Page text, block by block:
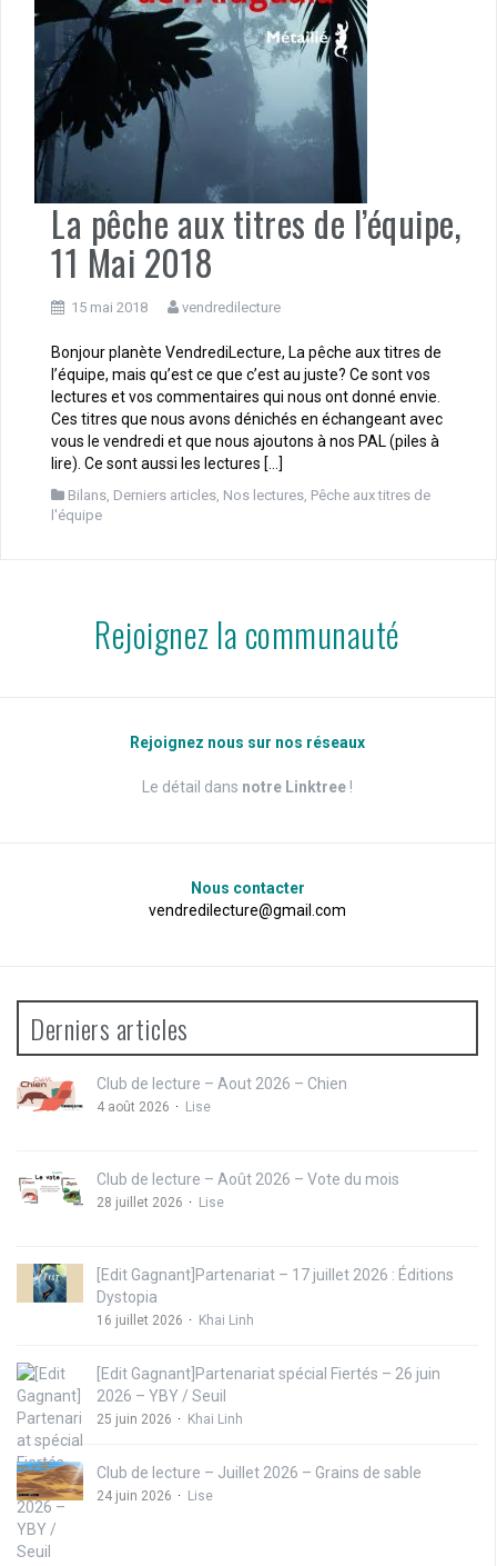
La pêche aux titres de l’équipe,
11 Mai 2018
15 mai 2018 vendredilecture
Bonjour planète VendrediLecture, La pêche aux titres de
l’équipe, mais qu’est ce que c’est au juste? Ce sont vos
lectures et vos commentaires qui nous ont donné envie.
Ces titres que nous avons dénichés en échangeant avec
vous le vendredi et que nous ajoutons à nos PAL (piles à
lire). Ce sont aussi les lectures […]
Bilans Derniers articles Nos lectures Pêche aux titres de
l'équipe
Rejoignez la communauté
Rejoignez nous sur nos réseaux
Le détail dans notre Linktree !
Nous contacter
vendredilecture@gmail.com
Derniers articles
Club de lecture – Aout 2026 – Chien
4 août 2026 Lise
Club de lecture – Août 2026 – Vote du mois
28 juillet 2026 Lise
[Edit Gagnant]Partenariat – 17 juillet 2026 : Éditions
Dystopia
16 juillet 2026 Khai Linh
[Edit Gagnant]Partenariat spécial Fiertés – 26 juin
2026 – YBY / Seuil
25 juin 2026 Khai Linh
Club de lecture – Juillet 2026 – Grains de sable
24 juin 2026 Lise